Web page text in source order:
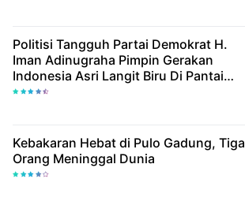
Politisi Tangguh Partai Demokrat H.
Iman Adinugraha Pimpin Gerakan
Indonesia Asri Langit Biru Di Pantai
Citepus
Kebakaran Hebat di Pulo Gadung, Tiga
Orang Meninggal Dunia